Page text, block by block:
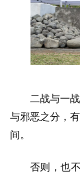
二战与一
与邪恶之分，
间。
否则，也